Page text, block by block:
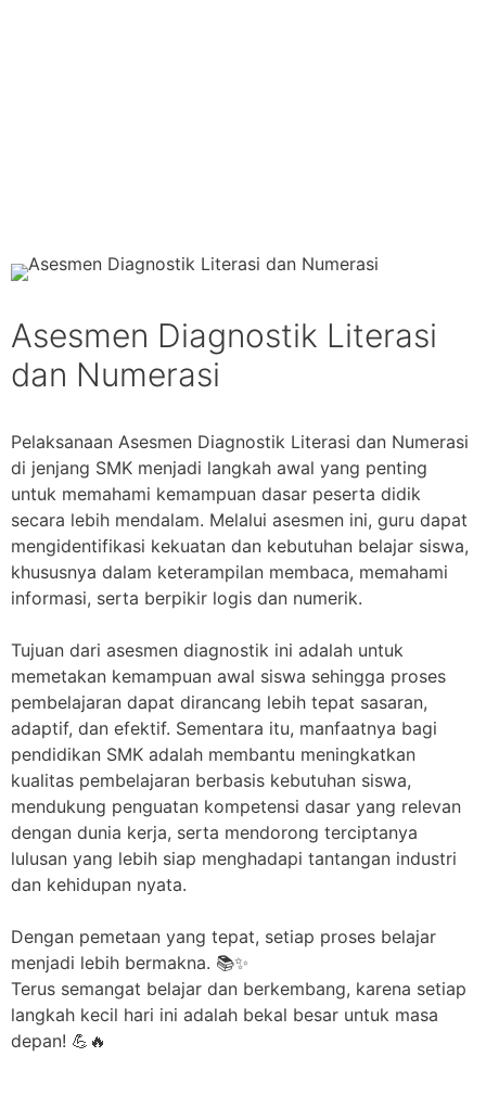
Asesmen Diagnostik Literasi
dan Numerasi
Pelaksanaan Asesmen Diagnostik Literasi dan Numerasi
di jenjang SMK menjadi langkah awal yang penting
untuk memahami kemampuan dasar peserta didik
secara lebih mendalam. Melalui asesmen ini, guru dapat
mengidentifikasi kekuatan dan kebutuhan belajar siswa,
khususnya dalam keterampilan membaca, memahami
informasi, serta berpikir logis dan numerik.
Tujuan dari asesmen diagnostik ini adalah untuk
memetakan kemampuan awal siswa sehingga proses
pembelajaran dapat dirancang lebih tepat sasaran,
adaptif, dan efektif. Sementara itu, manfaatnya bagi
pendidikan SMK adalah membantu meningkatkan
kualitas pembelajaran berbasis kebutuhan siswa,
mendukung penguatan kompetensi dasar yang relevan
dengan dunia kerja, serta mendorong terciptanya
lulusan yang lebih siap menghadapi tantangan industri
dan kehidupan nyata.
Dengan pemetaan yang tepat, setiap proses belajar
menjadi lebih bermakna. 📚✨
Terus semangat belajar dan berkembang, karena setiap
langkah kecil hari ini adalah bekal besar untuk masa
depan! 💪🔥